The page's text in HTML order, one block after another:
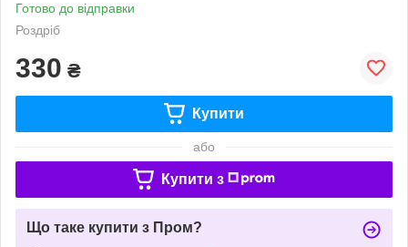
Готово до відправки
Роздріб
330 ₴
Купити
або
Купити з
Що таке купити з Пром?